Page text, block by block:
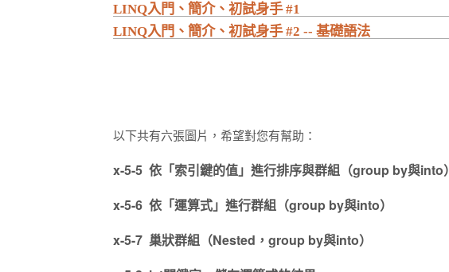
LINQ入門、簡介、初試身手 #1
LINQ入門、簡介、初試身手 #2 -- 基礎語法
以下共有六張圖片，希望對您有幫助：
x-5-5 依「索引鍵的值」進行排序與群組（group by與into）
x-5-6 依「運算式」進行群組（group by與into）
x-5-7 巢狀群組（Nested，group by與into）